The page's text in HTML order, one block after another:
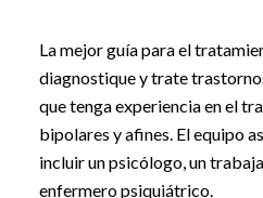
La mejor guía para el
diagnostique y trate
que tenga experiencia en el
bipolares y afines. El equipo
incluir un psicólogo, un
enfermero psiquiátrico.